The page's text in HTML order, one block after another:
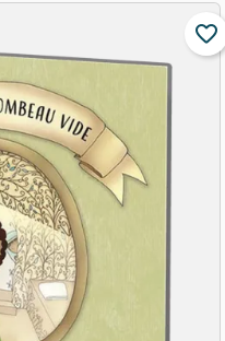
favorite_border